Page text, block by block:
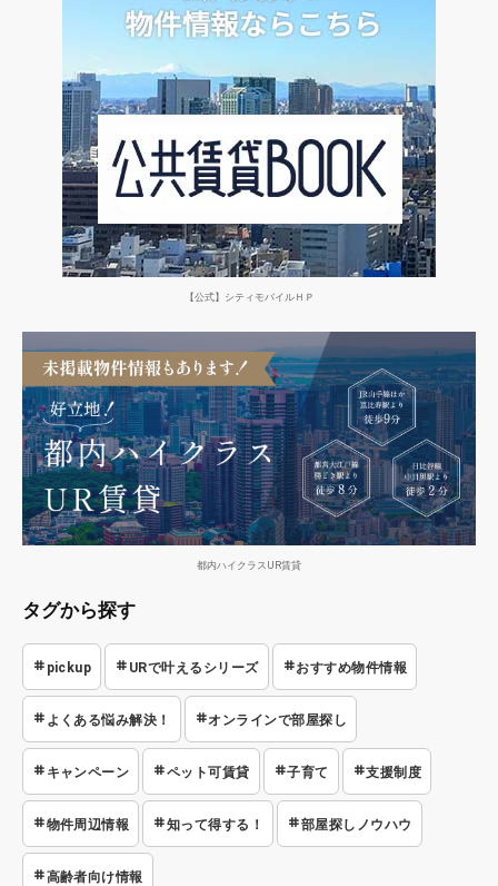
【公式】シティモバイルＨＰ
都内ハイクラスUR賃貸
タグから探す
pickup URで叶えるシリーズ おすすめ物件情報
よくある悩み解決！ オンラインで部屋探し
キャンペーン ペット可賃貸 子育て 支援制度
物件周辺情報 知って得する！ 部屋探しノウハウ
高齢者向け情報